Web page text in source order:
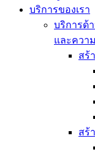
บริการของเรา
บริการด้
และควา
สร้
สร้